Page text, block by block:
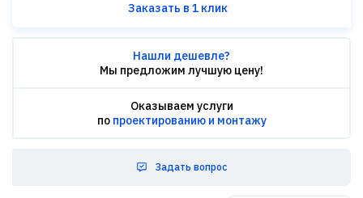
Заказать в 1 клик
Нашли дешевле?
Мы предложим лучшую цену!
Оказываем услуги
по проектированию и монтажу
Задать вопрос